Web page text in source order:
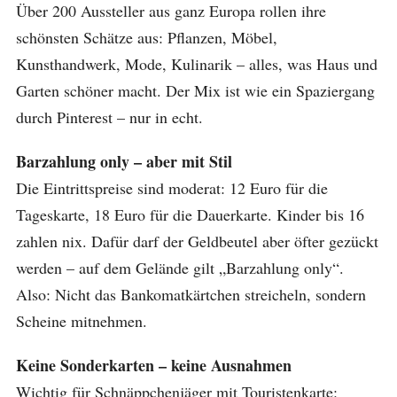
Über 200 Aussteller aus ganz Europa rollen ihre
schönsten Schätze aus: Pflanzen, Möbel,
Kunsthandwerk, Mode, Kulinarik – alles, was Haus und
Garten schöner macht. Der Mix ist wie ein Spaziergang
durch Pinterest – nur in echt.
Barzahlung only – aber mit Stil
Die Eintrittspreise sind moderat: 12 Euro für die
Tageskarte, 18 Euro für die Dauerkarte. Kinder bis 16
zahlen nix. Dafür darf der Geldbeutel aber öfter gezückt
werden – auf dem Gelände gilt „Barzahlung only“.
Also: Nicht das Bankomatkärtchen streicheln, sondern
Scheine mitnehmen.
Keine Sonderkarten – keine Ausnahmen
Wichtig für Schnäppchenjäger mit Touristenkarte: